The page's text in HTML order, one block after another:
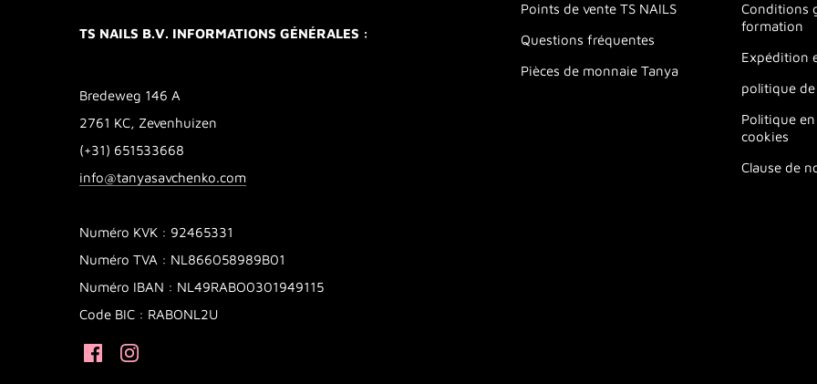
TS NAILS B.V. INFORMATIONS GÉNÉRALES :
Bredeweg 146 A
2761 KC, Zevenhuizen
(+31) 651533668
info@tanyasavchenko.com
Numéro KVK : 92465331
Numéro TVA : NL866058989B01
Numéro IBAN : NL49RABO0301949115
Code BIC : RABONL2U
Points de vente TS NAILS
Questions fréquentes
Pièces de monnaie Tanya
Conditions
formation
Expédition
politique
Politique
cookies
Clause de